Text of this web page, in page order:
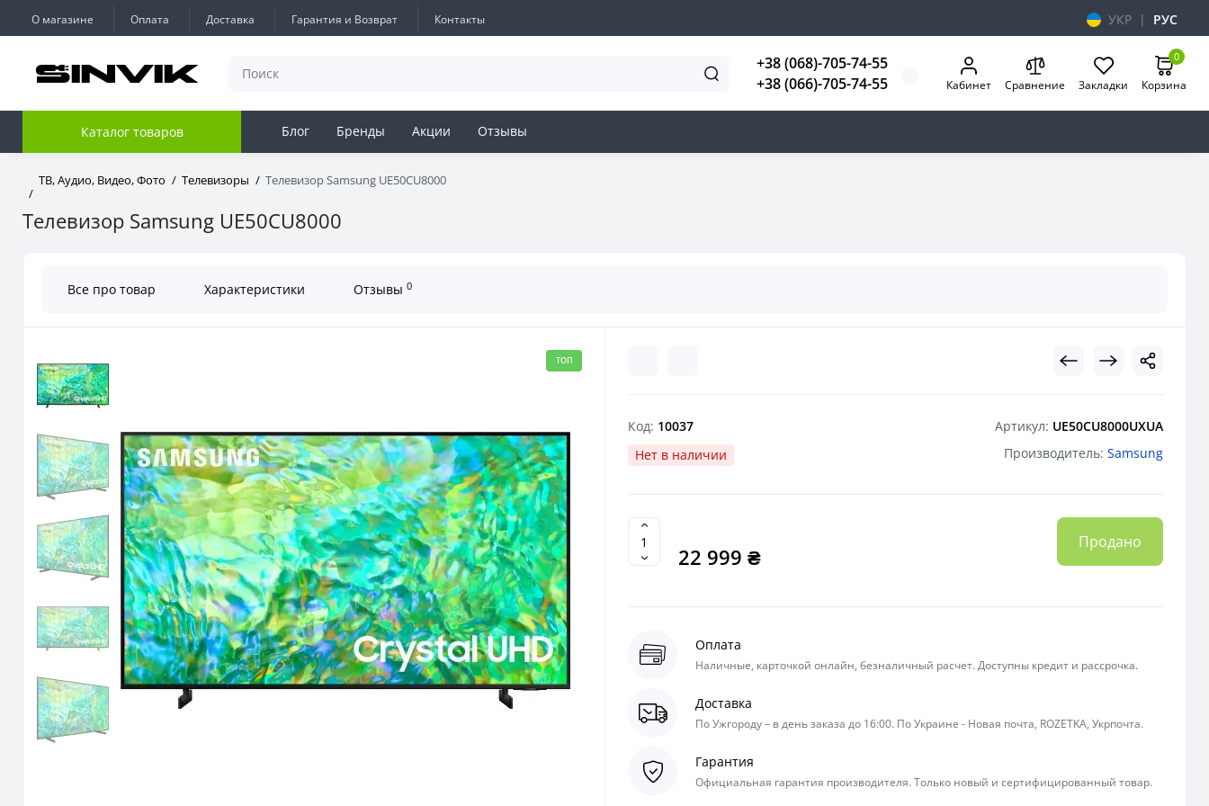
О магазине Оплата Доставка Гарантия и Возврат Контакты УКР | РУС
+38 (068)-705-74-55
+38 (066)-705-74-55
Кабинет Сравнение Закладки
0
Корзина
Каталог товаров Блог Бренды Акции Отзывы
ТВ, Аудио, Видео, Фото Телевизоры Телевизор Samsung UE50CU8000
Телевизор Samsung UE50CU8000
Все про товар Характеристики Отзывы 0
ТОП
Код: 10037 Артикул: UE50CU8000UXUA
Производитель: Samsung
Нет в наличии
22 999 ₴
Продано
Оплата
Наличные, карточкой онлайн, безналичный расчет. Доступны кредит и рассрочка.
Доставка
По Ужгороду – в день заказа до 16:00. По Украине - Новая почта, ROZETKA, Укрпочта.
Гарантия
Официальная гарантия производителя. Только новый и сертифицированный товар.